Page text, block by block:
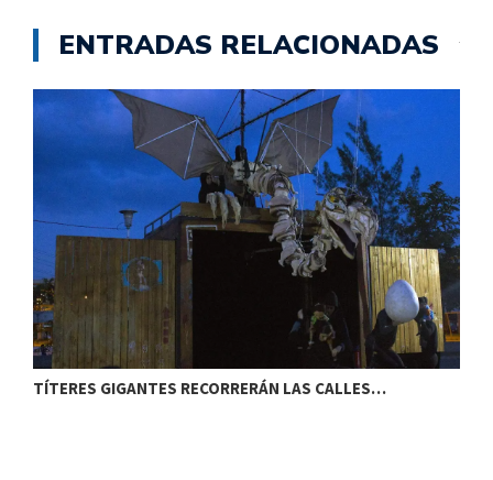
ENTRADAS RELACIONADAS
TÍTERES GIGANTES RECORRERÁN LAS CALLES…